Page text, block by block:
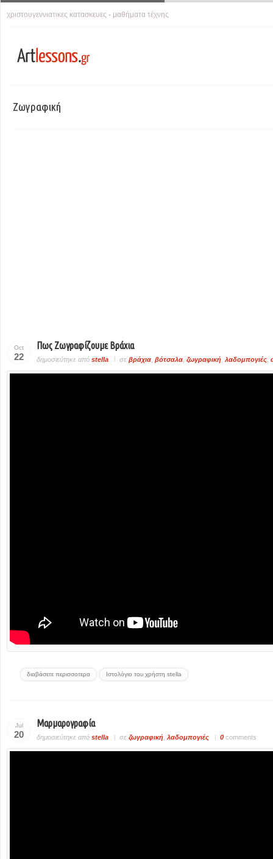
χριστουγεννιατικες κατασκευες - μαθήματα τέχνης
Ζωγραφική
Oct
22
Πως Ζωγραφίζουμε Βράχια
δημοσιεύτηκε από stella σε βράχια βότσαλα ζωγραφική λαδομπογιές
διαβάσετε περισσοτερα Ιστολόγιο του χρήστη stella
Jul
20
Μαρμαρογραφία
δημοσιεύτηκε από stella σε ζωγραφική λαδομπογιές 0 comments